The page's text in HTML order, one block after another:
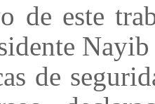
de este
de